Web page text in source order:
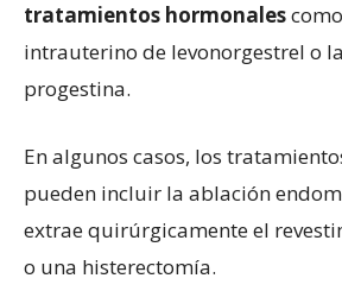
tratamientos hormonales
intrauterino de levonorgestrel o
progestina.
En algunos casos, los
pueden incluir la ablación
extrae quirúrgicamente el
o una histerectomía.